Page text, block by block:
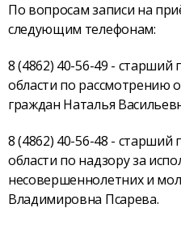
По вопросам записи на
следующим телефонам:
8 (4862) 40-56-49 -
области по рассмотрению
граждан Наталья
8 (4862) 40-56-48 -
области по надзору за
несовершеннолетних и
Владимировна Псарева.